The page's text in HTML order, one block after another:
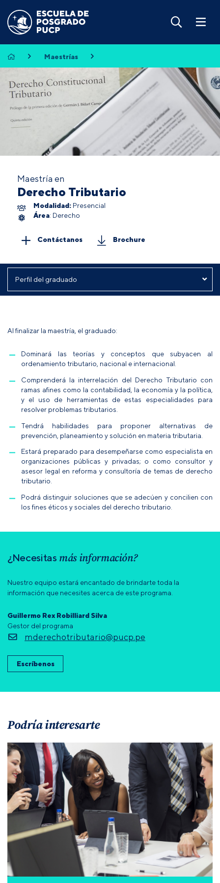
Maestrías
Maestría en
Derecho Tributario
Modalidad: Presencial
Área: Derecho
Contáctanos Brochure
Al finalizar la maestría, el graduado:
Dominará las teorías y conceptos que subyacen al
ordenamiento tributario, nacional e internacional.
Comprenderá la interrelación del Derecho Tributario con
ramas afines como la contabilidad, la economía y la política,
y el uso de herramientas de estas especialidades para
resolver problemas tributarios.
Tendrá habilidades para proponer alternativas de
prevención, planeamiento y solución en materia tributaria.
Estará preparado para desempeñarse como especialista en
organizaciones públicas y privadas; o como consultor y
asesor legal en reforma y consultoría de temas de derecho
tributario.
Podrá distinguir soluciones que se adecúen y concilien con
los fines éticos y sociales del derecho tributario.
¿Necesitas más información?
Nuestro equipo estará encantado de brindarte toda la
información que necesites acerca de este programa.
Guillermo Rex Robilliard Silva
Gestor del programa
mderechotributario@pucp.pe
Escríbenos
Podría interesarte